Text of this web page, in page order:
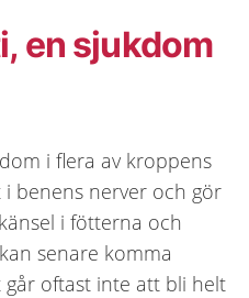
en sjukdom
i flera av kroppens
benens nerver och gör
i fötterna och
senare komma
oftast inte att bli helt